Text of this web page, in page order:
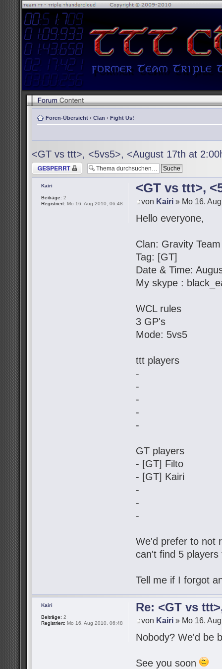
Foren-Übersicht ‹ Clan ‹ Fight Us!
<GT vs ttt>, <5vs5>, <August 17th at
Thema gesperrt
<GT vs ttt>,
von Kairi » Mo 16.
Hello everyone,
Clan: Gravity Team
Tag: [GT]
Date & Time:
My skype :
WCL rules
3 GP's
Mode: 5vs5
ttt players
-
-
-
-
-
GT players
- [GT] Filto
- [GT] Kairi
-
-
-
We'd prefer to not
can't find 5
Tell me if I forgot
Kairi
Beiträge: 2
Registriert: Mo 16. Aug 2010, 06:48
Re: <GT vs
von Kairi » Mo 16.
Nobody? We'd be
See you soon
Kairi
Beiträge: 2
Registriert: Mo 16. Aug 2010, 06:48